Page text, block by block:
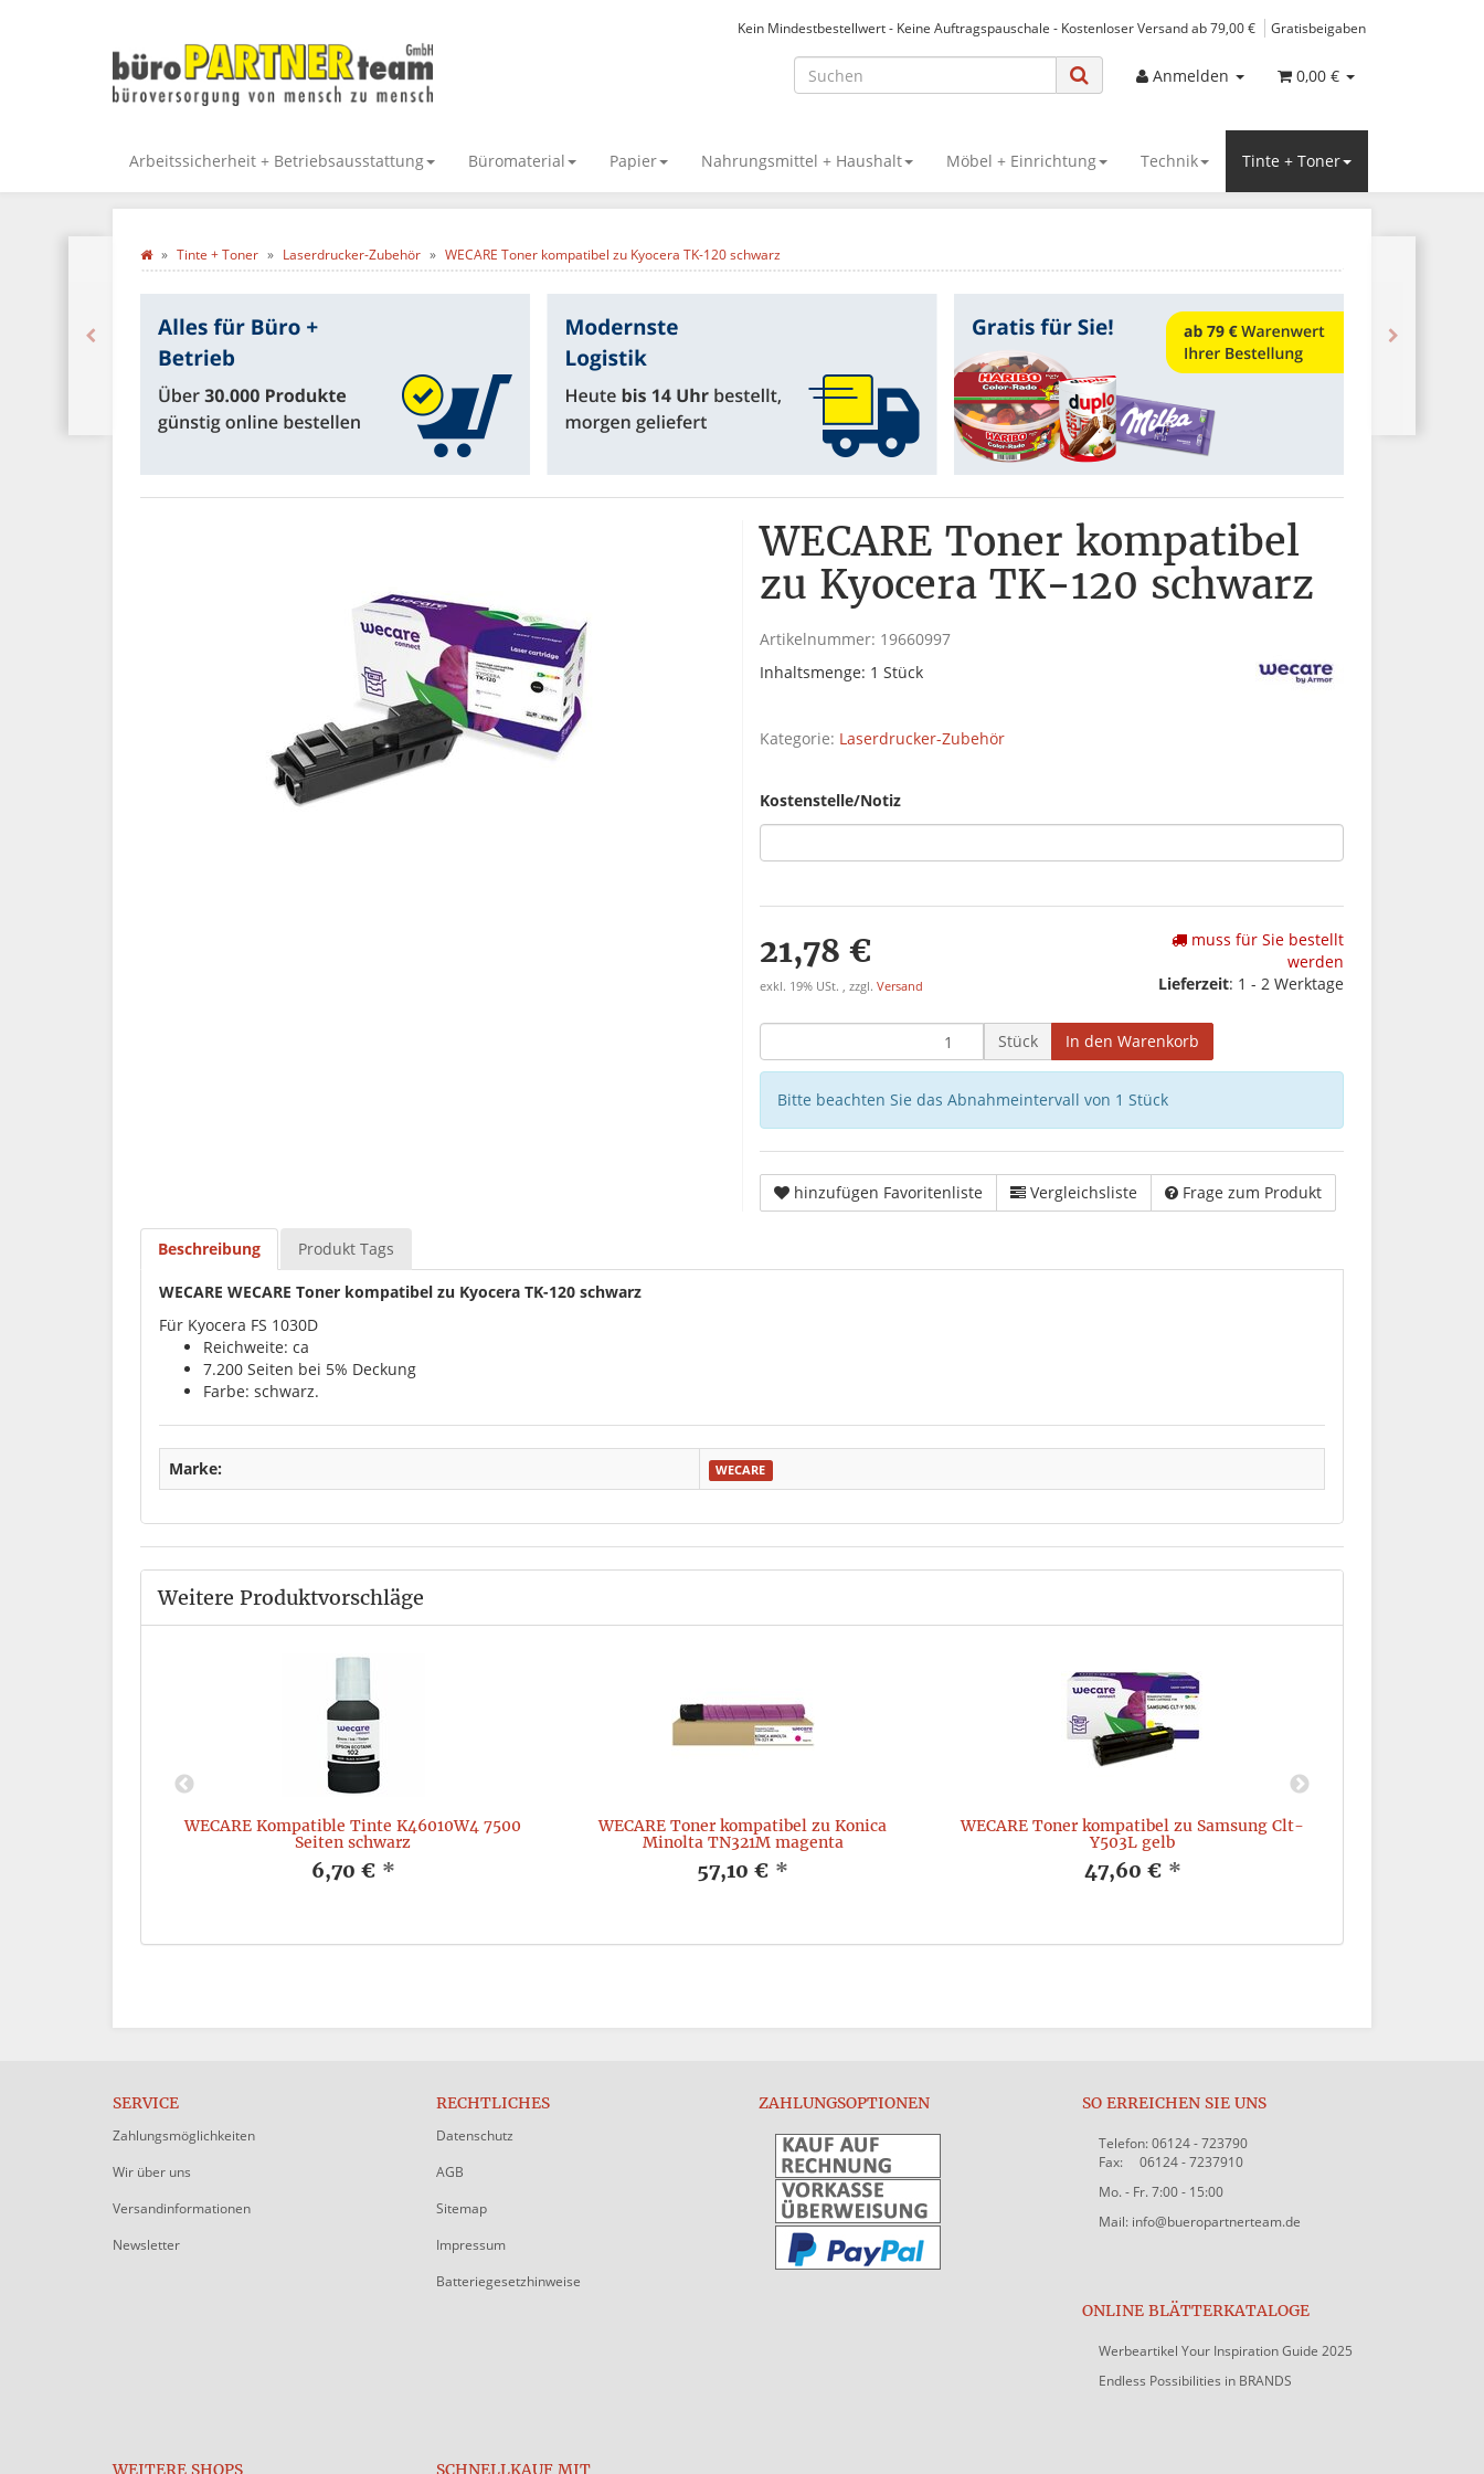
Kein Mindestbestellwert - Keine Auftragspauschale - Kostenloser Versand ab 79,00 € Gratisbeigaben
Anmelden 0,00 €
Arbeitssicherheit + Betriebsausstattung Büromaterial Papier Nahrungsmittel + Haushalt Möbel + Einrichtung Technik Tinte + Toner
Tinte + Toner Laserdrucker-Zubehör WECARE Toner kompatibel zu Kyocera TK-120 schwarz
WECARE Toner kompatibel
zu Kyocera TK-120 schwarz
Artikelnummer: 19660997
Inhaltsmenge: 1 Stück
Kategorie: Laserdrucker-Zubehör
Kostenstelle/Notiz
21,78 €
exkl. 19% USt. , zzgl. Versand
muss für Sie bestellt
werden
Lieferzeit: 1 - 2 Werktage
Stück In den Warenkorb
Bitte beachten Sie das Abnahmeintervall von 1 Stück
hinzufügen Favoritenliste Vergleichsliste Frage zum Produkt
Beschreibung Produkt Tags
WECARE WECARE Toner kompatibel zu Kyocera TK-120 schwarz
Für Kyocera FS 1030D
Reichweite: ca
7.200 Seiten bei 5% Deckung
Farbe: schwarz.
Marke: WECARE
Weitere Produktvorschläge
WECARE Kompatible Tinte K46010W4 7500
Seiten schwarz
6,70 € *
WECARE Toner kompatibel zu Konica
Minolta TN321M magenta
57,10 € *
WECARE Toner kompatibel zu Samsung Clt-
Y503L gelb
47,60 € *
SERVICE
Zahlungsmöglichkeiten
Wir über uns
Versandinformationen
Newsletter
RECHTLICHES
Datenschutz
AGB
Sitemap
Impressum
Batteriegesetzhinweise
ZAHLUNGSOPTIONEN SO ERREICHEN SIE UNS
Telefon: 06124 - 723790
Fax: 06124 - 7237910
Mo. - Fr. 7:00 - 15:00
Mail: info@bueropartnerteam.de
ONLINE BLÄTTERKATALOGE
Werbeartikel Your Inspiration Guide 2025
Endless Possibilities in BRANDS
WEITERE SHOPS SCHNELLKAUF MIT